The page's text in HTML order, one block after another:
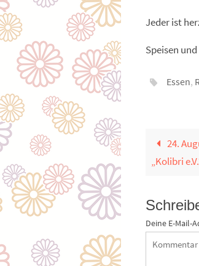
Jeder ist
Speisen
Essen,
24.
„Kolibri
Deine E-Mail-